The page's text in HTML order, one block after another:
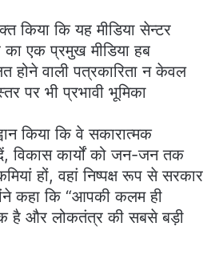
किया कि यह मीडिया सेन्टर
का एक प्रमुख मीडिया हब
होने वाली पत्रकारिता न केवल
पर भी प्रभावी भूमिका
किया कि वे सकारात्मक
विकास कार्यों को जन-जन तक
हों, वहां निष्पक्ष रूप से सरकार
कहा कि “आपकी कलम ही
है और लोकतंत्र की सबसे बड़ी